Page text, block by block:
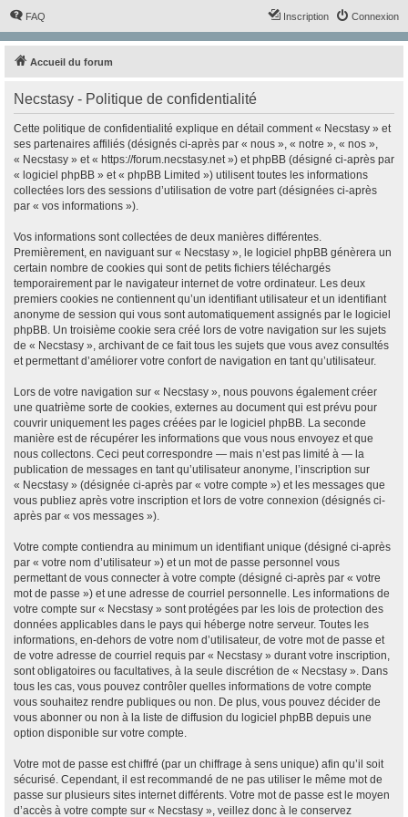
FAQ Connexion
Inscription
Accueil du forum
Necstasy - Politique de confidentialité
Cette politique de confidentialité explique en détail comment « Necstasy » et
ses partenaires affiliés (désignés ci-après par « nous », « notre », « nos »,
« Necstasy » et « https://forum.necstasy.net ») et phpBB (désigné ci-après par
« logiciel phpBB » et « phpBB Limited ») utilisent toutes les informations
collectées lors des sessions d’utilisation de votre part (désignées ci-après
par « vos informations »).
Vos informations sont collectées de deux manières différentes.
Premièrement, en naviguant sur « Necstasy », le logiciel phpBB génèrera un
certain nombre de cookies qui sont de petits fichiers téléchargés
temporairement par le navigateur internet de votre ordinateur. Les deux
premiers cookies ne contiennent qu’un identifiant utilisateur et un identifiant
anonyme de session qui vous sont automatiquement assignés par le logiciel
phpBB. Un troisième cookie sera créé lors de votre navigation sur les sujets
de « Necstasy », archivant de ce fait tous les sujets que vous avez consultés
et permettant d’améliorer votre confort de navigation en tant qu’utilisateur.
Lors de votre navigation sur « Necstasy », nous pouvons également créer
une quatrième sorte de cookies, externes au document qui est prévu pour
couvrir uniquement les pages créées par le logiciel phpBB. La seconde
manière est de récupérer les informations que vous nous envoyez et que
nous collectons. Ceci peut correspondre — mais n’est pas limité à — la
publication de messages en tant qu’utilisateur anonyme, l’inscription sur
« Necstasy » (désignée ci-après par « votre compte ») et les messages que
vous publiez après votre inscription et lors de votre connexion (désignés ci-
après par « vos messages »).
Votre compte contiendra au minimum un identifiant unique (désigné ci-après
par « votre nom d’utilisateur ») et un mot de passe personnel vous
permettant de vous connecter à votre compte (désigné ci-après par « votre
mot de passe ») et une adresse de courriel personnelle. Les informations de
votre compte sur « Necstasy » sont protégées par les lois de protection des
données applicables dans le pays qui héberge notre serveur. Toutes les
informations, en-dehors de votre nom d’utilisateur, de votre mot de passe et
de votre adresse de courriel requis par « Necstasy » durant votre inscription,
sont obligatoires ou facultatives, à la seule discrétion de « Necstasy ». Dans
tous les cas, vous pouvez contrôler quelles informations de votre compte
vous souhaitez rendre publiques ou non. De plus, vous pouvez décider de
vous abonner ou non à la liste de diffusion du logiciel phpBB depuis une
option disponible sur votre compte.
Votre mot de passe est chiffré (par un chiffrage à sens unique) afin qu’il soit
sécurisé. Cependant, il est recommandé de ne pas utiliser le même mot de
passe sur plusieurs sites internet différents. Votre mot de passe est le moyen
d’accès à votre compte sur « Necstasy », veillez donc à le conservez